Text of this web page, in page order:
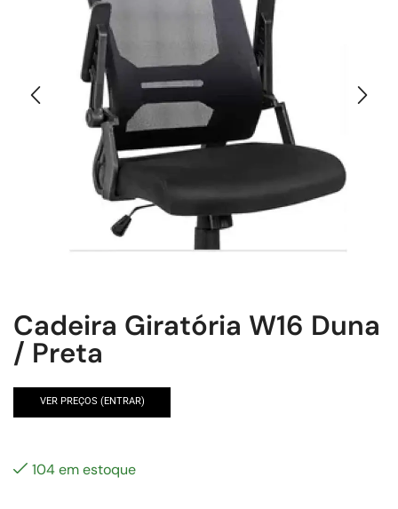
Cadeira Giratória W16 Duna
/ Preta
VER PREÇOS (ENTRAR)
104 em estoque